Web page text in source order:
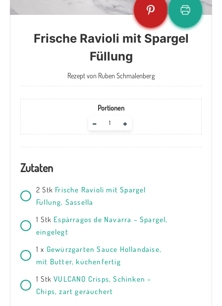
Frische Ravioli mit Spargel
Füllung
Rezept von Ruben Schmalenberg
Portionen
Adjust
+
–
Zutaten
2 Stk Frische Ravioli mit Spargel
Füllung, Sassella
1 Stk Espárragos de Navarra – Spargel,
eingelegt
1 x Gewürzgarten Sauce Hollandaise,
mit Butter, küchenfertig
1 Stk VULCANO Crisps, Schinken –
Chips, zart geräuchert